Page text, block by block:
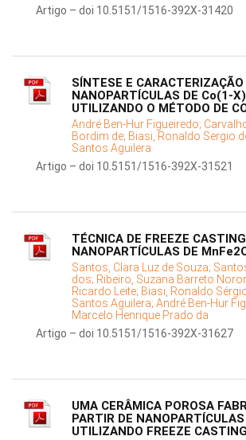
Artigo – doi 10.5151/1516-392X-31420
SÍNTESE E CARACTERIZAÇÃO
NANOPARTÍCULAS DE Co(1-
UTILIZANDO O MÉTODO DE
André Ben-Hur Figueiredo;
Bordim de; Biasi, Ronaldo Sergio
Santos Aguilera
Artigo – doi 10.5151/1516-392X-31521
TÉCNICA DE FREEZE
NANOPARTÍCULAS DE
Santos, Clara Luz de Souza;
dos; Ribeiro, Suzana Barreto
Ricardo Leite; Biasi, Ronaldo
Santos Aguilera; André Ben-Hur
Marcelo Henrique Prado da
Artigo – doi 10.5151/1516-392X-31627
UMA CERÂMICA POROSA
PARTIR DE
UTILIZANDO FREEZE CASTING